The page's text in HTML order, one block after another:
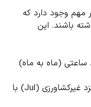
3 خبر بسیار مهم وجود دارد که
باشند. این
درآمد ساعتی (ماه به ماه)
2 - در ساعت 16:00، حقوق و دستمزد غیرکشاورزی (Jul) با